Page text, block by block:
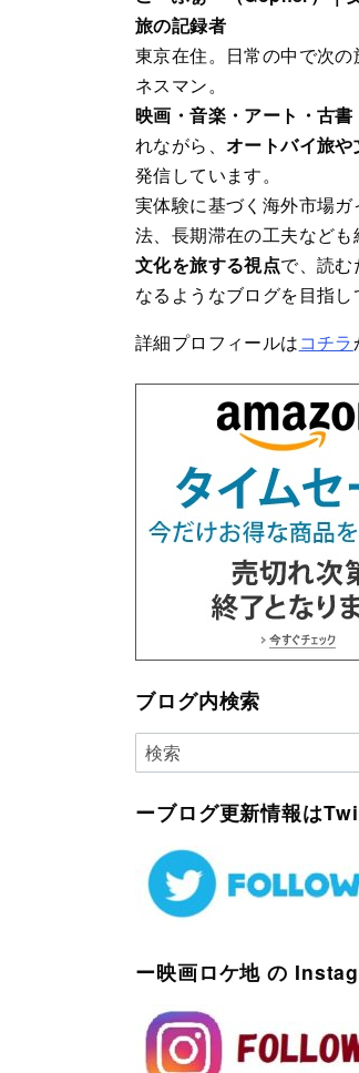
旅の記録者
東京在住。日常の中で次
ネスマン。
映画・音楽・アート・古
れながら、 オートバイ旅
発信しています。
実体験に基づく海外市場
法、長期滞在の工夫なども
文化を旅する視点で、読む
なるようなブログを目指し
詳細プロフィールはコチラ
ブログ内検索
ーブログ更新情報は
ー映画ロケ地 の